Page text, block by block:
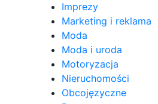
Imprezy
Marketing i reklama
Moda
Moda i uroda
Motoryzacja
Nieruchomości
Obcojęzyczne